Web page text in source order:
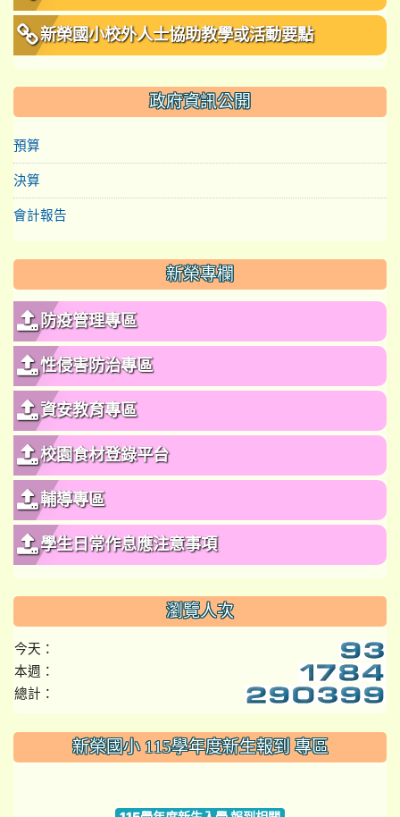
新榮國小校外人士協助教學或活動要點
政府資訊公開
預算
決算
會計報告
新榮專欄
防疫管理專區
性侵害防治專區
資安教育專區
校園食材登錄平台
輔導專區
學生日常作息應注意事項
瀏覽人次
今天：
本週：
總計：
::: 新榮國小 115學年度新生報到 專區